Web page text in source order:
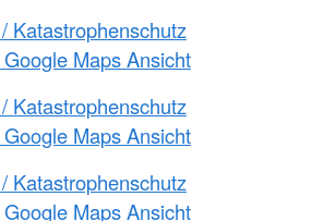
Katastrophenschutz
Maps Ansicht
Katastrophenschutz
Maps Ansicht
Katastrophenschutz
Maps Ansicht